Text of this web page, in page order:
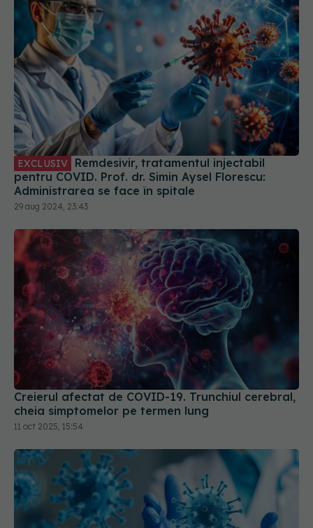
EXCLUSIV
Remdesivir, tratamentul injectabil
pentru COVID. Prof. dr. Simin Aysel Florescu:
Administrarea se face în spitale
29 aug 2024, 23:43
Creierul afectat de COVID-19. Trunchiul cerebral,
cheia simptomelor pe termen lung
11 oct 2025, 15:54